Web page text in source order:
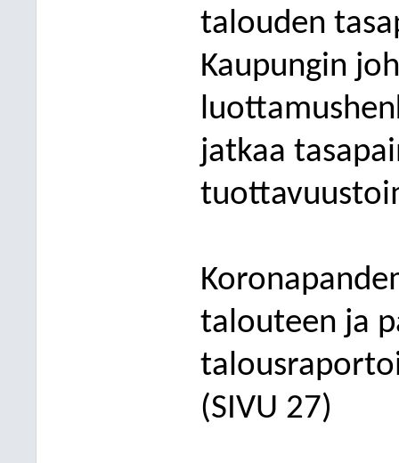
talouden
Kaupungin
jatkaa
talouteen ja
(SIVU 27)